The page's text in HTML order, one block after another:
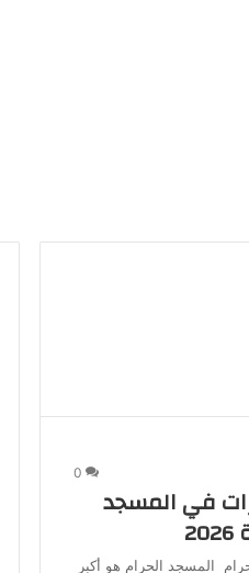
0
في المسجد
المسجد الحرام هو أكبر